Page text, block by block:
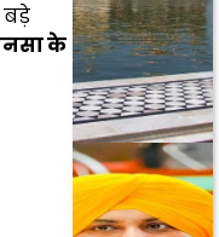
के